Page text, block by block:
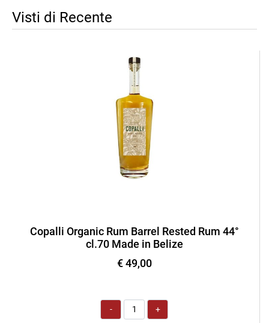
Visti di Recente
Copalli Organic Rum Barrel Rested Rum 44°
cl.70 Made in Belize
€ 49,00
Quantità